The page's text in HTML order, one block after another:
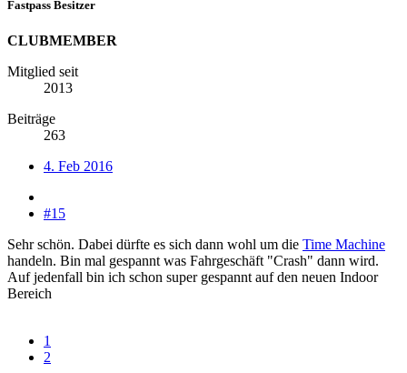
Fastpass Besitzer
CLUBMEMBER
Mitglied seit
2013
Beiträge
263
4. Feb 2016
#15
Sehr schön. Dabei dürfte es sich dann wohl um die Time Machine
handeln. Bin mal gespannt was Fahrgeschäft "Crash" dann wird.
Auf jedenfall bin ich schon super gespannt auf den neuen Indoor
Bereich
1
2